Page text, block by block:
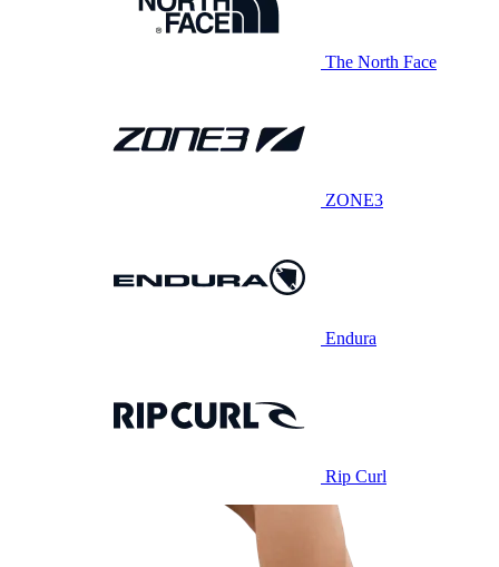
The North Face
ZONE3
Endura
Rip Curl